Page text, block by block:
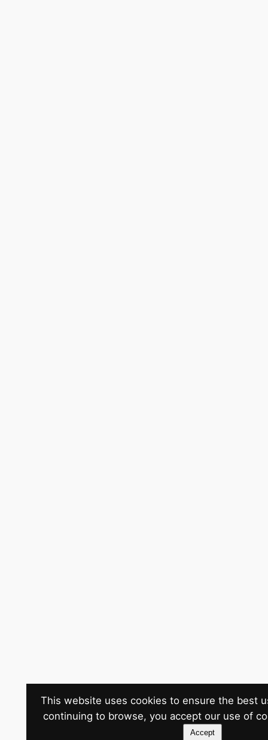
This website uses cookies to ensure the best
continuing to browse, you accept our use of
Accept